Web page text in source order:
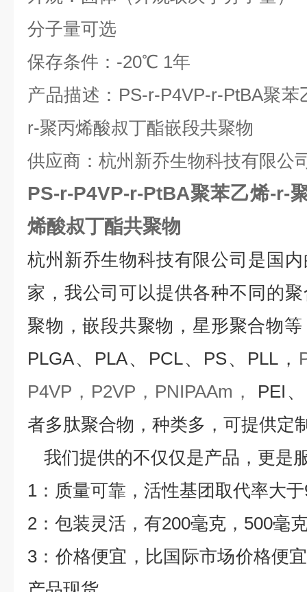
分子量可选
保存条件： -20℃ 1年
产品描述： PS-r-P4VP-r-PtBA聚苯
r-聚丙烯酸叔丁酯嵌段共聚物
供应商：杭州新乔生物科技有限公
PS-r-P4VP-r-PtBA聚苯乙烯-r-
烯酸叔丁酯共聚物
杭州新乔生物科技有限公司是国
家，我公司可以提供各种不同的
聚物，嵌段共聚物，星形聚合物
PLGA、PLA、PCL、PS、PLL，
P4VP，P2VP，PNIPAAm，
PEI
者多肽聚合物，种类多，可提供定
我们提供的不仅仅是产品，更是
1 ：质量可靠，活性基团取代率大于
2 ：包装灵活，有200毫克， 500毫
3 ：价格便宜，比国际市场价格便宜